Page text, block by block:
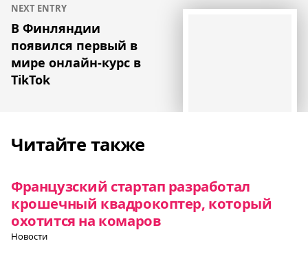
NEXT ENTRY
В Финляндии
появился первый в
мире онлайн-курс в
TikTok
Читайте также
Французский стартап разработал
крошечный квадрокоптер, который
охотится на комаров
Новости